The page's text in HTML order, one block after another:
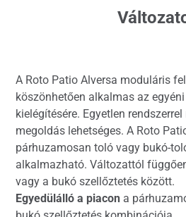
A Roto Patio Alversa moduláris
köszönhetően alkalmas az
kielégítésére. Egyetlen
megoldás lehetséges. A Roto
párhuzamosan toló vagy bukó-
alkalmazható. Változattól
vagy a bukó szellőztetés között.
Egyedülálló a piacon a